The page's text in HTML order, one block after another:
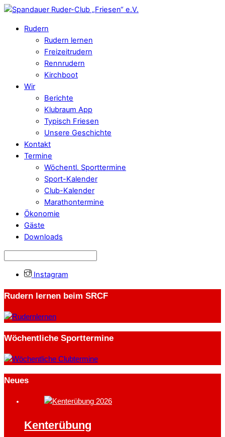
Rudern
Rudern lernen
Freizeitrudern
Rennrudern
Kirchboot
Wir
Berichte
Klubraum App
Typisch Friesen
Unsere Geschichte
Kontakt
Termine
Wöchentl. Sporttermine
Sport-Kalender
Club-Kalender
Marathontermine
Ökonomie
Gäste
Downloads
Instagram
Rudern lernen beim SRCF
Wöchentliche Sporttermine
Neues
Kenterübung